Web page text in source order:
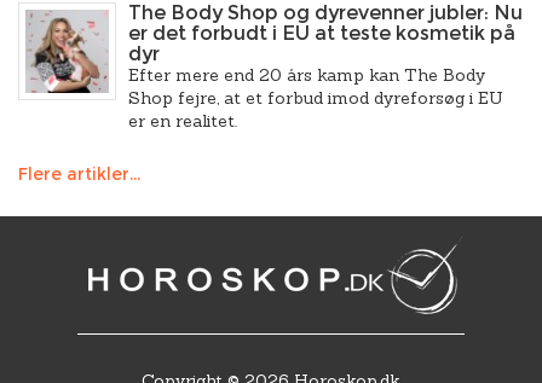
The Body Shop og dyrevenner jubler: Nu
er det forbudt i EU at teste kosmetik på
dyr
Efter mere end 20 års kamp kan The Body
Shop fejre, at et forbud imod dyreforsøg i EU
er en realitet.
Flere artikler...